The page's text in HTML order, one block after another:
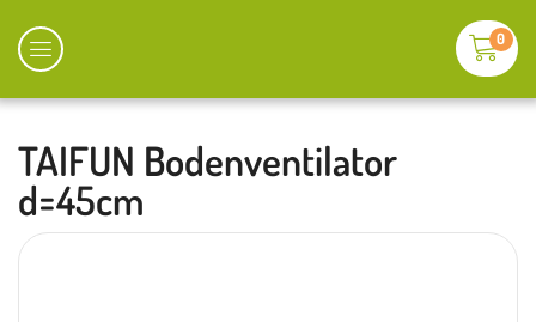
0
TAIFUN Bodenventilator
d=45cm